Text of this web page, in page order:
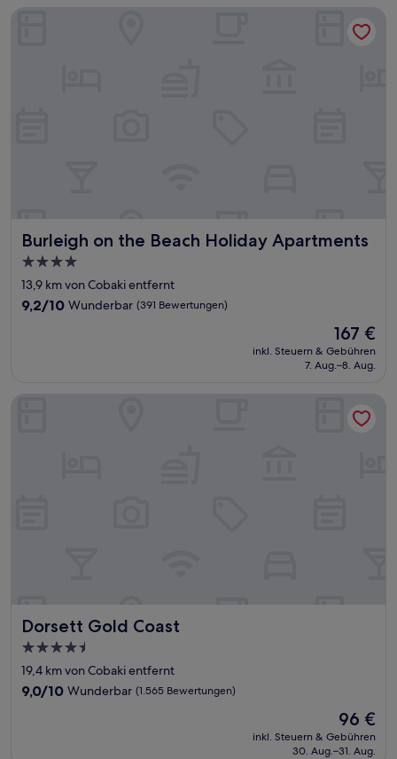
Bewertungen)
Burleigh on the Beach Holiday Apartments
Burleigh on the Beach Holiday Apartments
4.0-
Sterne-
Unterkunft
13,9 km von Cobaki entfernt
9.2
9,2/10 Wunderbar (391 Bewertungen)
Der
Preis
beträgt
167 €
inkl. Steuern & Gebühren
7. Aug.–8. Aug.
Dorsett Gold Coast
Dorsett Gold Coast
4.5-
Sterne-
Unterkunft
19,4 km von Cobaki entfernt
9.0
9,0/10 Wunderbar (1.565 Bewertungen)
Der
Preis
beträgt
96 €
inkl. Steuern & Gebühren
30. Aug.–31. Aug.
Dorsett Gold Coast